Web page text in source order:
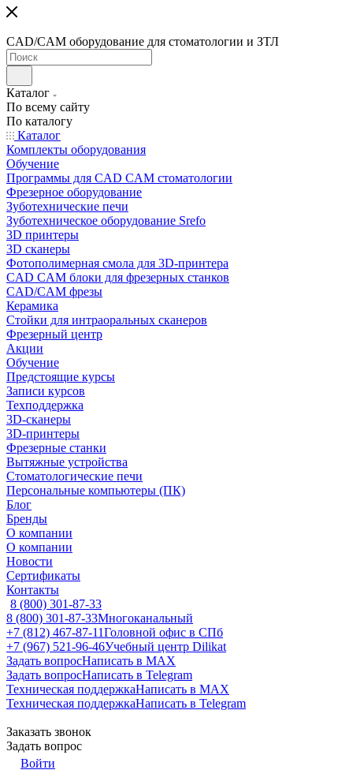
CAD/CAM оборудование для стоматологии и ЗТЛ
Каталог
По всему сайту
По каталогу
Каталог
Комплекты оборудования
Обучение
Программы для CAD CAM стоматологии
Фрезерное оборудование
Зуботехнические печи
Зуботехническое оборудование Srefo
3D принтеры
3D сканеры
Фотополимерная смола для 3D-принтера
CAD CAM блоки для фрезерных станков
CAD/CAM фрезы
Керамика
Стойки для интраоральных сканеров
Фрезерный центр
Акции
Обучение
Предстоящие курсы
Записи курсов
Техподдержка
3D-сканеры
3D-принтеры
Фрезерные станки
Вытяжные устройства
Стоматологические печи
Персональные компьютеры (ПК)
Блог
Бренды
О компании
О компании
Новости
Сертификаты
Контакты
8 (800) 301-87-33
8 (800) 301-87-33Многоканальный
+7 (812) 467-87-11Головной офис в СПб
+7 (967) 521-96-46Учебный центр Dilikat
Задать вопросНаписать в MAX
Задать вопросНаписать в Telegram
Техническая поддержкаНаписать в MAX
Техническая поддержкаНаписать в Telegram
Заказать звонок
Задать вопрос
Войти